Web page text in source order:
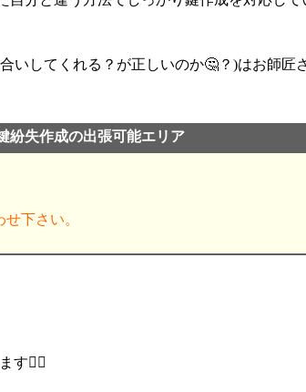
してくれる？が正しいのか🤔？)はお師匠
紛失作成の出張可能エリア
下さい。
す💁‍♂️